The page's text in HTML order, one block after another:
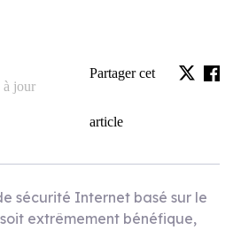
à jour
Partager cet
article
sécurité Internet basé sur le
extrêmement bénéfique,